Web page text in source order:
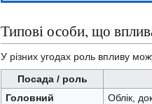
Типові особи, що
У різних угодах роль впливу
Посада / роль
Головний
Облік,